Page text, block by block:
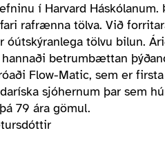
í Harvard
rafrænna tölva. Við
óútskýranlega tölvu bilun.
betrumbættan
Flow-Matic, sem er
sjóhernum þar sem
79 ára gömul.